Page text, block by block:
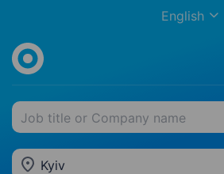
English
Job title or Company name
Kyiv